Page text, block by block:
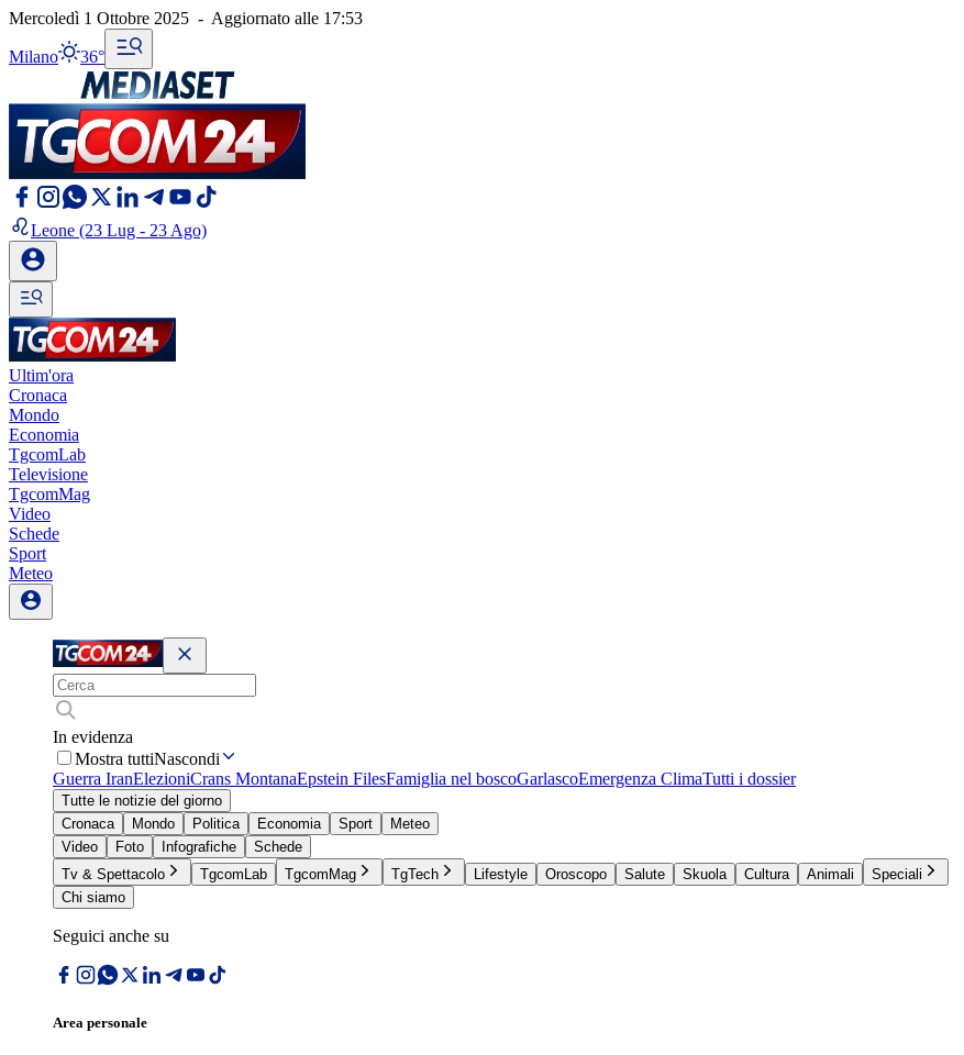
Mercoledì 1 Ottobre 2025 - Aggiornato alle 17:53
Milano 36°
Leone (23 Lug - 23 Ago)
Ultim'ora
Cronaca
Mondo
Economia
TgcomLab
Televisione
TgcomMag
Video
Schede
Sport
Meteo
In evidenza
Mostra tuttiNascondi
Guerra IranElezioniCrans MontanaEpstein FilesFamiglia nel boscoGarlascoEmergenza ClimaTutti i dossier
Tutte le notizie del giorno
Cronaca
Mondo Politica Economia Sport
Meteo
Video
Foto Infografiche
Schede
Tv & Spettacolo
TgcomLab TgcomMag TgTech Lifestyle Oroscopo Salute Skuola Cultura Animali
Speciali
Chi siamo
Seguici anche su
Area personale